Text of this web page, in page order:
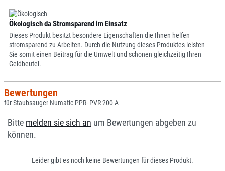
Ökologisch da Stromsparend im Einsatz
Dieses Produkt besitzt besondere Eigenschaften die Ihnen helfen
stromsparend zu Arbeiten. Durch die Nutzung dieses Produktes leisten
Sie somit einen Beitrag für die Umwelt und schonen gleichzeitig Ihren
Geldbeutel.
Bewertungen
für Staubsauger Numatic PPR- PVR 200 A
Bitte melden sie sich an um Bewertungen abgeben zu
können.
Leider gibt es noch keine Bewertungen für dieses Produkt.